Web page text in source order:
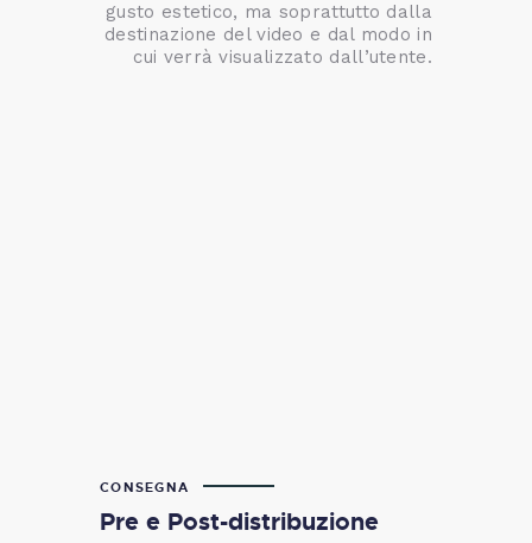
gusto estetico, ma soprattutto dalla
destinazione del video e dal modo in
cui verrà visualizzato dall’utente.
CONSEGNA
Pre e Post-distribuzione